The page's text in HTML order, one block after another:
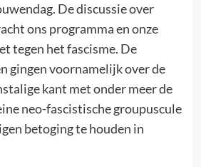
De discussie over
ons programma en onze
tegen het fascisme. De
gingen voornamelijk over de
kant met onder meer de
neo-fascistische groupuscule
betoging te houden in